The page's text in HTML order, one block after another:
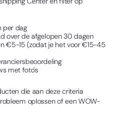
per dag
over de afgelopen 30 dagen
€5-15 (zodat je het voor €15-45
met foto's
die aan deze criteria
oplossen of een WOW-